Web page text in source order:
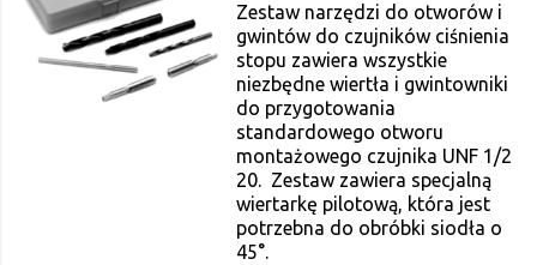
Zestaw narzędzi do otworów i
gwintów do czujników ciśnienia
stopu zawiera wszystkie
niezbędne wiertła i gwintowniki
do przygotowania
standardowego otworu
montażowego czujnika UNF 1/2
20. Zestaw zawiera specjalną
wiertarkę pilotową, która jest
potrzebna do obróbki siodła o
45°.